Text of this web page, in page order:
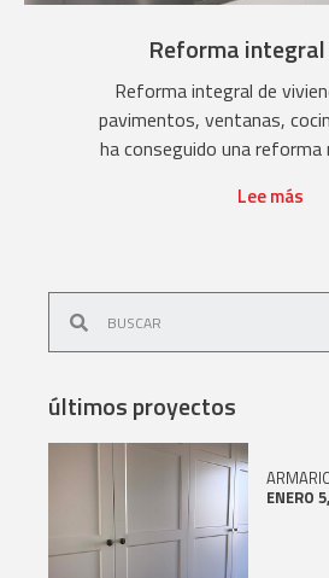
Reforma integral
Reforma integral de
pavimentos, ventanas,
ha conseguido una reforma
Lee más
últimos proyectos
ENERO